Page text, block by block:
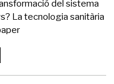
del sistema
La tecnologia sanitària